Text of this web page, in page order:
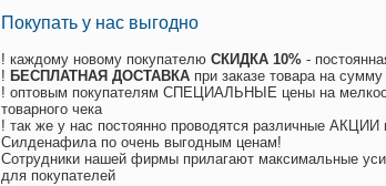
Покупать у нас выгодно
! каждому новому покупателю СКИДКА 10% -
! БЕСПЛАТНАЯ ДОСТАВКА при заказе товара на
! оптовым покупателям СПЕЦИАЛЬНЫЕ цены на
товарного чека
! так же у нас постоянно проводятся различные
Силденафила по очень выгодным ценам!
Cотрудники нашей фирмы прилагают максимальные
для покупателей